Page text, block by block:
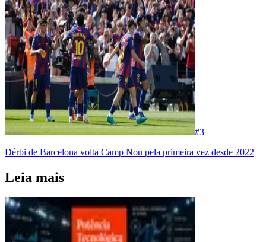
#3
Dérbi de Barcelona volta Camp Nou pela primeira vez desde 2022
Leia mais